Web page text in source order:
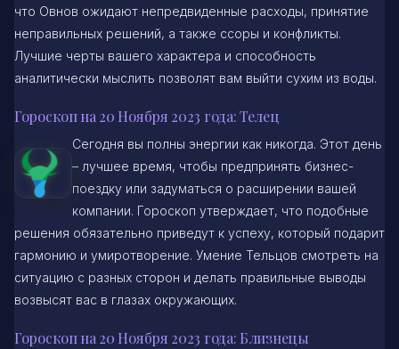
что Овнов ожидают непредвиденные расходы, принятие
неправильных решений, а также ссоры и конфликты.
Лучшие черты вашего характера и способность
аналитически мыслить позволят вам выйти сухим из воды.
Гороскоп на 20 Ноября 2023 года: Телец
Сегодня вы полны энергии как никогда. Этот день
– лучшее время, чтобы предпринять бизнес-
поездку или задуматься о расширении вашей
компании. Гороскоп утверждает, что подобные
решения обязательно приведут к успеху, который подарит
гармонию и умиротворение. Умение Тельцов смотреть на
ситуацию с разных сторон и делать правильные выводы
возвысят вас в глазах окружающих.
Гороскоп на 20 Ноября 2023 года: Близнецы